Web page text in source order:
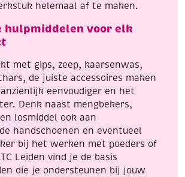
helemaal af te maken.
hulpmiddelen voor elk
met gips, zeep, kaarsenwas,
de juiste accessoires maken
eenvoudiger en het
Denk naast mengbekers,
losmiddel ook aan
handschoenen en eventueel
bij het werken met poeders of
Leiden vind je de basis
die je ondersteunen bij jouw